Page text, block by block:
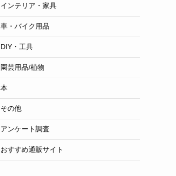
インテリア・家具
車・バイク用品
DIY・工具
園芸用品/植物
本
その他
アンケート調査
おすすめ通販サイト